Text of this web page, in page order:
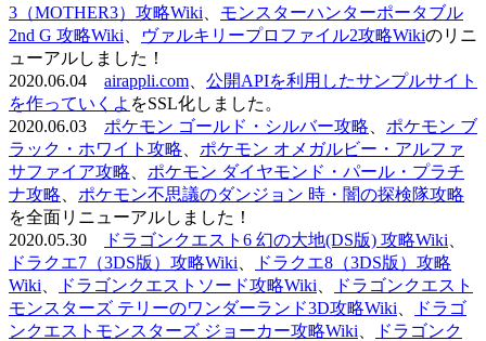
3（MOTHER3）攻略Wiki
モンスターハンターポータブル
2nd G 攻略Wiki
ヴァルキリープロファイル2攻略Wikiのリニ
ューアルしました！
2020.06.04 airappli.com
公開APIを利用したサンプルサイト
を作っていくよ をSSL化しました。
2020.06.03 ポケモン ゴールド・シルバー攻略
ポケモン ブ
ラック・ホワイト攻略
ポケモン オメガルビー・アルファ
サファイア攻略
ポケモン ダイヤモンド・パール・プラチ
ナ攻略
ポケモン不思議のダンジョン 時・闇の探検隊攻略
を全面リニューアルしました！
2020.05.30
ドラゴンクエスト6 幻の大地(DS版) 攻略Wiki
ドラクエ7（3DS版）攻略Wiki
ドラクエ8（3DS版）攻略
Wiki
ドラゴンクエストソード攻略Wiki
ドラゴンクエスト
モンスターズ テリーのワンダーランド3D攻略Wiki
ドラゴ
ンクエストモンスターズ ジョーカー攻略Wiki
ドラゴンク